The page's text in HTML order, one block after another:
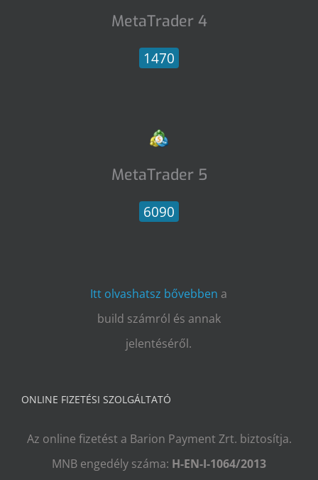
MetaTrader 4
1470
MetaTrader 5
6090
Itt olvashatsz bővebben a
build számról és annak
jelentéséről.
ONLINE FIZETÉSI SZOLGÁLTATÓ
Az online fizetést a Barion Payment Zrt. biztosítja.
MNB engedély száma: H-EN-I-1064/2013